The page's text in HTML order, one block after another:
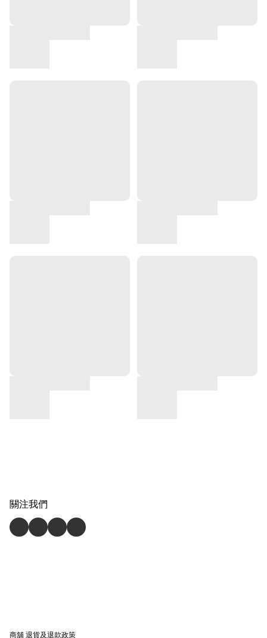
關注我們
商舖退貨及退款政策